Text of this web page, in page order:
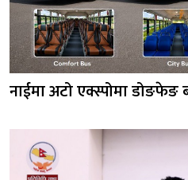
नाईमा अटो एक्स्पोमा